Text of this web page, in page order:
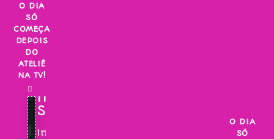
Skip
content
O DIA
SÓ
COMEÇA
DEPOIS
DO
ATELIÊ
NA TV!
INSCREVA-
SE!
Inscreva-
O DIA
SÓ